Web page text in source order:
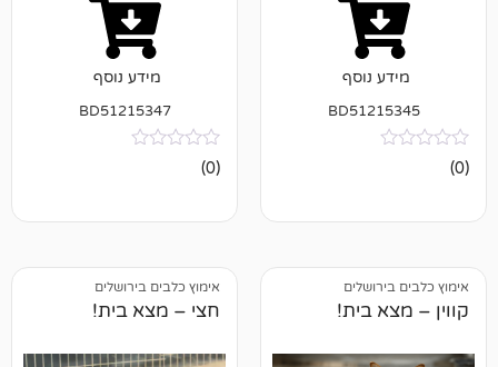
בית!
אימוץ כלבים בירושלים
חצי – מצא בית!